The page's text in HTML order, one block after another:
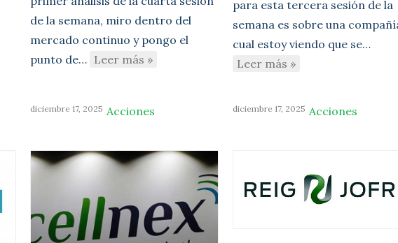
de la semana, miro dentro del
mercado continuo y pongo el
punto de… Leer más »
para esta tercera sesión de la
semana es sobre una
cual estoy viendo que se…
Leer más »
diciembre 17, 2025 Acciones diciembre 17, 2025 Acciones